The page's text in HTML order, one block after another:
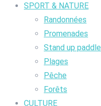
SPORT & NATURE
Randonnées
Promenades
Stand up paddle
Plages
Pêche
Forêts
CULTURE